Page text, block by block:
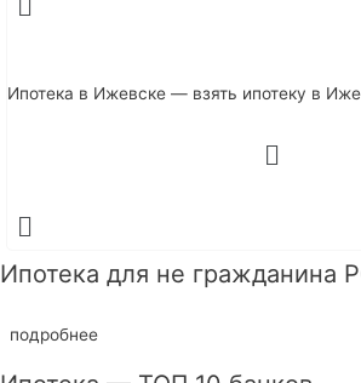
Ипотека в Ижевске — взять ипотеку в
Ипотека для не гражданина
подробнее